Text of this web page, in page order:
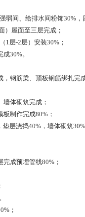
弱间、给排水间粉饰30%
）屋面至三层完成；
1 层-2 层）安装30% ；
成30%。
，钢筋梁、顶板钢筋绑扎完
墙体砌筑完成；
板制作完成80% ；
，垫层浇捣40% ，墙体砌筑
完成预埋管线80% ；
。
；